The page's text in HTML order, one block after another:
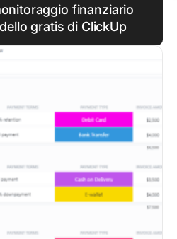
finanziario
gratis di ClickUp